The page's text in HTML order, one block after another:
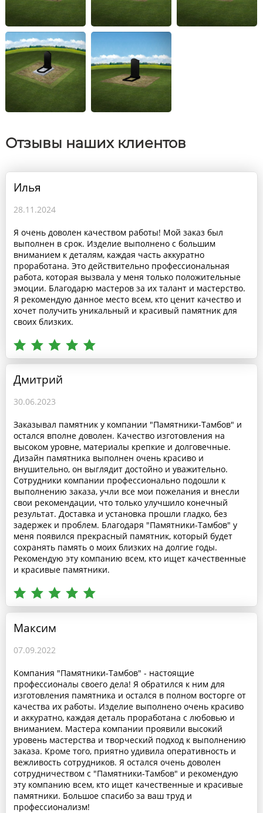
Отзывы наших клиентов
Илья
28.11.2024
Я очень доволен качеством работы! Мой заказ был
выполнен в срок. Изделие выполнено с большим
вниманием к деталям, каждая часть аккуратно
проработана. Это действительно профессиональная
работа, которая вызвала у меня только положительные
эмоции. Благодарю мастеров за их талант и мастерство.
Я рекомендую данное место всем, кто ценит качество и
хочет получить уникальный и красивый памятник для
своих близких.
Дмитрий
30.06.2023
Заказывал памятник у компании "Памятники-Тамбов" и
остался вполне доволен. Качество изготовления на
высоком уровне, материалы крепкие и долговечные.
Дизайн памятника выполнен очень красиво и
внушительно, он выглядит достойно и уважительно.
Сотрудники компании профессионально подошли к
выполнению заказа, учли все мои пожелания и внесли
свои рекомендации, что только улучшило конечный
результат. Доставка и установка прошли гладко, без
задержек и проблем. Благодаря "Памятники-Тамбов" у
меня появился прекрасный памятник, который будет
сохранять память о моих близких на долгие годы.
Рекомендую эту компанию всем, кто ищет качественные
и красивые памятники.
Максим
07.09.2022
Компания "Памятники-Тамбов" - настоящие
профессионалы своего дела! Я обратился к ним для
изготовления памятника и остался в полном восторге от
качества их работы. Изделие выполнено очень красиво
и аккуратно, каждая деталь проработана с любовью и
вниманием. Мастера компании проявили высокий
уровень мастерства и творческий подход к выполнению
заказа. Кроме того, приятно удивила оперативность и
вежливость сотрудников. Я остался очень доволен
сотрудничеством с "Памятники-Тамбов" и рекомендую
эту компанию всем, кто ищет качественные и красивые
памятники. Большое спасибо за ваш труд и
профессионализм!